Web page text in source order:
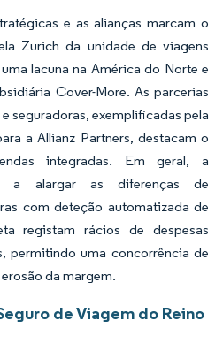
e as alianças marcam o
Zurich da unidade de viagens
lacuna na América do Norte e
Cover-More. As parcerias
seguradoras, exemplificadas pela
a Allianz Partners, destacam o
integradas. Em geral, a
a alargar as diferenças de
com deteção automatizada de
registam rácios de despesas
permitindo uma concorrência de
da margem.
de Viagem do Reino